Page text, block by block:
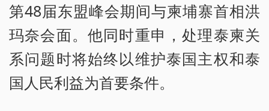
第48届东盟峰会期间与柬埔寨首相洪
玛奈会面。他同时重申，处理泰柬关
系问题时将始终以维护泰国主权和泰
国人民利益为首要条件。